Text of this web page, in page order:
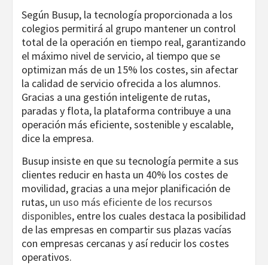
Según Busup, la tecnología proporcionada a los
colegios permitirá al grupo mantener un control
total de la operación en tiempo real, garantizando
el máximo nivel de servicio, al tiempo que se
optimizan más de un 15% los costes, sin afectar
la calidad de servicio ofrecida a los alumnos.
Gracias a una gestión inteligente de rutas,
paradas y flota, la plataforma contribuye a una
operación más eficiente, sostenible y escalable,
dice la empresa.
Busup insiste en que su tecnología permite a sus
clientes reducir en hasta un 40% los costes de
movilidad, gracias a una mejor planificación de
rutas, un uso más eficiente de los recursos
disponibles, entre los cuales destaca la posibilidad
de las empresas en compartir sus plazas vacías
con empresas cercanas y así reducir los costes
operativos.